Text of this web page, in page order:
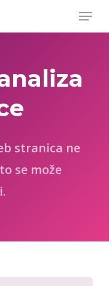
Menu
stranica ne
se može